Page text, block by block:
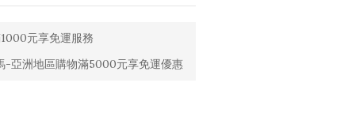
元享免運服務
亞洲地區購物滿5000元享免運優惠